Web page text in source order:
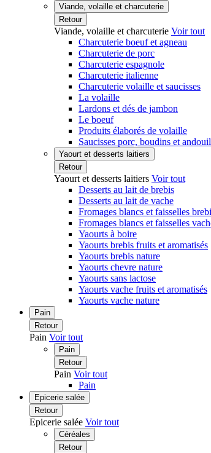
Viande, volaille et charcuterie
Retour
Viande, volaille et charcuterie Voir tout
Charcuterie boeuf et agneau
Charcuterie de porc
Charcuterie espagnole
Charcuterie italienne
Charcuterie volaille et saucisses
La volaille
Lardons et dés de jambon
Le boeuf
Produits élaborés de volaille
Saucisses porc, boudins et
Yaourt et desserts laitiers
Retour
Yaourt et desserts laitiers Voir tout
Desserts au lait de brebis
Desserts au lait de vache
Fromages blancs et faisselles
Fromages blancs et faisselles
Yaourts à boire
Yaourts brebis fruits et aromatisés
Yaourts brebis nature
Yaourts chevre nature
Yaourts sans lactose
Yaourts vache fruits et aromatisés
Yaourts vache nature
Pain
Retour
Pain Voir tout
Pain
Retour
Pain Voir tout
Pain
Epicerie salée
Retour
Epicerie salée Voir tout
Céréales
Retour